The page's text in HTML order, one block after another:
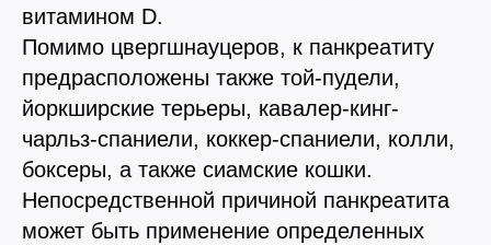
витамином D.
Помимо цвергшнауцеров, к панкреатиту
предрасположены также той-пудели,
йоркширские терьеры, кавалер-кинг-
чарльз-спаниели, коккер-спаниели, колли,
боксеры, а также сиамские кошки.
Непосредственной причиной панкреатита
может быть применение определенных